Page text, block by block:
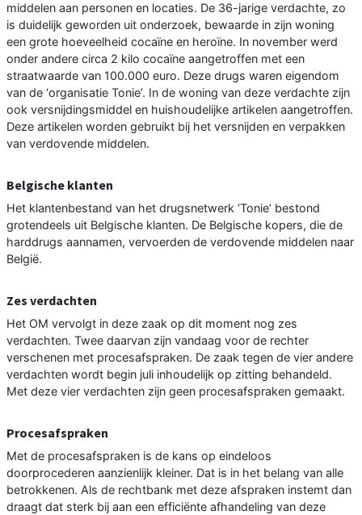
middelen aan personen en locaties. De 36-jarige verdachte, zo
is duidelijk geworden uit onderzoek, bewaarde in zijn woning
een grote hoeveelheid cocaïne en heroïne. In november werd
onder andere circa 2 kilo cocaïne aangetroffen met een
straatwaarde van 100.000 euro. Deze drugs waren eigendom
van de ‘organisatie Tonie’. In de woning van deze verdachte zijn
ook versnijdingsmiddel en huishoudelijke artikelen aangetroffen.
Deze artikelen worden gebruikt bij het versnijden en verpakken
van verdovende middelen.
Belgische klanten
Het klantenbestand van het drugsnetwerk ‘Tonie’ bestond
grotendeels uit Belgische klanten. De Belgische kopers, die de
harddrugs aannamen, vervoerden de verdovende middelen naar
België.
Zes verdachten
Het OM vervolgt in deze zaak op dit moment nog zes
verdachten. Twee daarvan zijn vandaag voor de rechter
verschenen met procesafspraken. De zaak tegen de vier andere
verdachten wordt begin juli inhoudelijk op zitting behandeld.
Met deze vier verdachten zijn geen procesafspraken gemaakt.
Procesafspraken
Met de procesafspraken is de kans op eindeloos
doorprocederen aanzienlijk kleiner. Dat is in het belang van alle
betrokkenen. Als de rechtbank met deze afspraken instemt dan
draagt dat sterk bij aan een efficiënte afhandeling van deze